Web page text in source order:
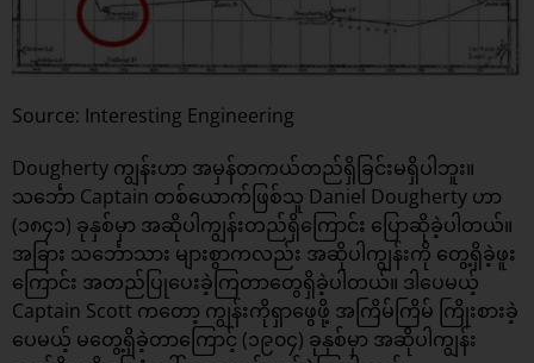
Source: Interesting Engineering
Dougherty ကျွန်းဟာ အမှန်တကယ်တည်ရှိခြင်းမရှိပါဘူး။
သင်္ဘော Captain တစ်ယောက်ဖြစ်သူ Daniel Dougherty ဟာ
(၁၈၄၁) ခုနှစ်မှာ အဆိုပါကျွန်းတည်ရှိကြောင်း ပြောဆိုခဲ့ပါတယ်။
အခြား သင်္ဘောသား များစွာကလည်း အဆိုပါကျွန်းကို တွေ့ရှိခဲ့ဖူး
ကြောင်း အတည်ပြုပေးခဲ့ကြတာတွေရှိခဲ့ပါတယ်။ ဒါပေမယ့်
Captain Scott ကတော့ ကျွန်းကိုရှာဖွေဖို့ အကြိမ်ကြိမ် ကြိုးစားခဲ့
ပေမယ့် မတွေ့ရှိခဲ့တာကြောင့် (၁၉၀၄) ခုနှစ်မှာ အဆိုပါကျွန်း